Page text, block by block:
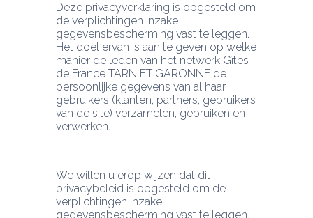
Deze privacyverklaring is opgesteld om
de verplichtingen inzake
gegevensbescherming vast te leggen.
Het doel ervan is aan te geven op welke
manier de leden van het netwerk Gîtes
de France TARN ET GARONNE de
persoonlijke gegevens van al haar
gebruikers (klanten, partners, gebruikers
van de site) verzamelen, gebruiken en
verwerken.
We willen u erop wijzen dat dit
privacybeleid is opgesteld om de
verplichtingen inzake